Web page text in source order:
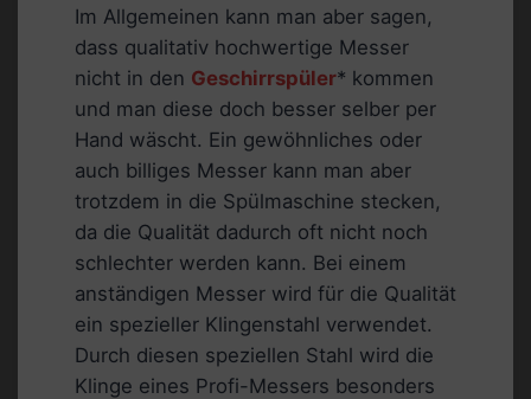
Im Allgemeinen kann man aber sagen,
dass qualitativ hochwertige Messer
nicht in den Geschirrspüler* kommen
und man diese doch besser selber per
Hand wäscht. Ein gewöhnliches oder
auch billiges Messer kann man aber
trotzdem in die Spülmaschine stecken,
da die Qualität dadurch oft nicht noch
schlechter werden kann. Bei einem
anständigen Messer wird für die Qualität
ein spezieller Klingenstahl verwendet.
Durch diesen speziellen Stahl wird die
Klinge eines Profi-Messers besonders